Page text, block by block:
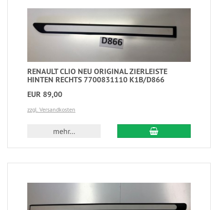
RENAULT CLIO NEU ORIGINAL ZIERLEISTE
HINTEN RECHTS 7700831110 K1B/D866
EUR 89,00
zzgl. Versandkosten
mehr...